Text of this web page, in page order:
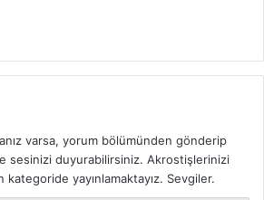
varsa, yorum bölümünden gönderip
sesinizi duyurabilirsiniz. Akrostişlerinizi
yayınlamaktayız. Sevgiler.